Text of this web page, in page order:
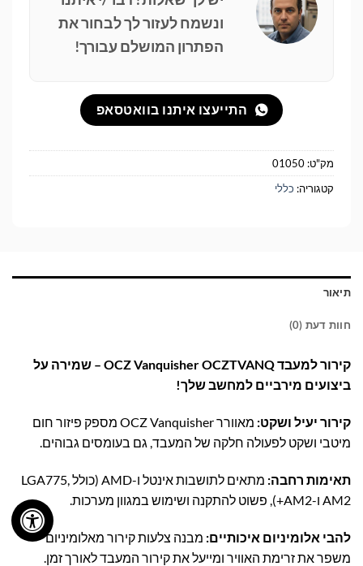
ונשמח לעזור לך לבחור את
הפתרון המושלם עבורך!
התייעצו איתנו בוואטסאפ
מק"ט: 01050
קטגוריה: כללי
תיאור
חוות דעת (0)
קירור למעבד OCZ Vanquisher OCZTVANQ – שמירה על
ביצועים מירביים למחשב שלך!
קירור יעיל ושקט:
מאוורר OCZ Vanquisher מספק פיזור חום
מיטבי ושקט לפעולה חלקה של המעבד, גם בעומסים גבוהים.
תאימות רחבה:
מתאים לתושבות אינטל ו-AMD (כולל LGA775,
AM2 ו-AM2+), פשוט להתקנה ושימוש במגוון מערכות.
להבי אלומיניום איכותיים: מבנה צלעות קירור מאלומיניום
משפר את זרימת האוויר ומייעל את קירור המעבד לאורך זמן.